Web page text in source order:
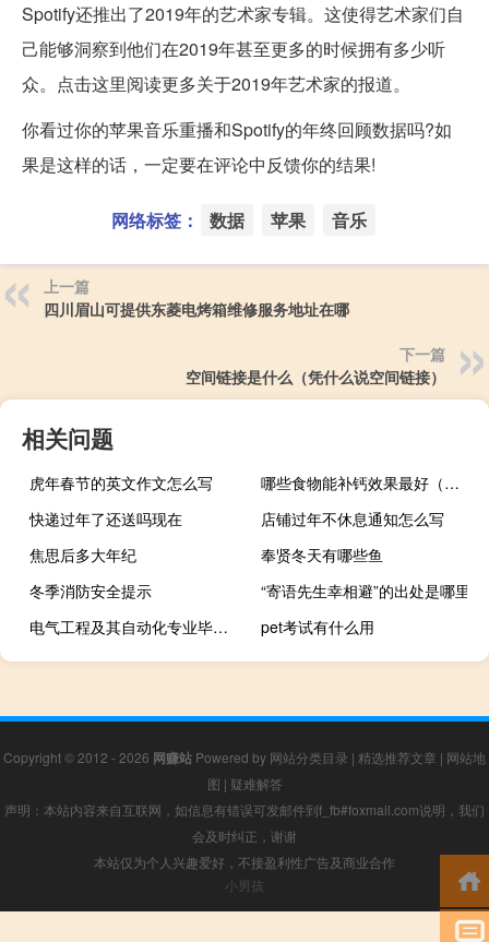
Spotify还推出了2019年的艺术家专辑。这使得艺术家们自
己能够洞察到他们在2019年甚至更多的时候拥有多少听
众。点击这里阅读更多关于2019年艺术家的报道。
你看过你的苹果音乐重播和Spotify的年终回顾数据吗?如
果是这样的话，一定要在评论中反馈你的结果!
网络标签： 数据 苹果 音乐
上一篇
四川眉山可提供东菱电烤箱维修服务地址在哪
下一篇
空间链接是什么（凭什么说空间链接）
相关问题
虎年春节的英文作文怎么写
哪些食物能补钙效果最好（哪些食物能补钙）
快递过年了还送吗现在
店铺过年不休息通知怎么写
焦思后多大年纪
奉贤冬天有哪些鱼
冬季消防安全提示
“寄语先生幸相避”的出处是哪里
电气工程及其自动化专业毕业了之后能做什么
pet考试有什么用
Copyright © 2012 - 2026 网赚站 Powered by 网站分类目录 | 精选推荐文章 | 网站地
图 | 疑难解答
声明：本站内容来自互联网，如信息有错误可发邮件到f_fb#foxmail.com说明，我们
会及时纠正，谢谢
本站仅为个人兴趣爱好，不接盈利性广告及商业合作
小男孩